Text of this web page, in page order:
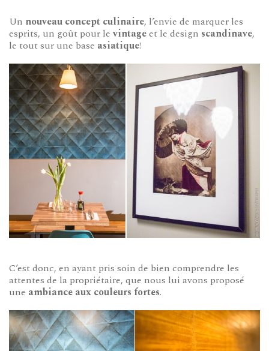
Un nouveau concept culinaire, l’envie de marquer les
esprits, un goût pour levintageet le design scandinave,
le tout sur une base asiatique!
C’est donc, en ayant pris soin de bien comprendre les
attentes de la propriétaire, que nous lui avons proposé
une ambiance aux couleurs fortes.